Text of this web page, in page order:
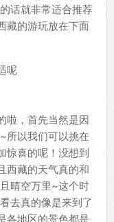
话就非常适合推荐
藏的游玩放在下面
啦，首先当然是因
所以我们可以挑在
惊喜的呢！没想到
西藏的天气真的和
晴空万里~这个时
去真的像是来到了
各地区的景色都是